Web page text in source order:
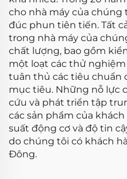
cho nhà máy của chúng
đúc phun tiên tiến. Tất
trong nhà máy của
chất lượng, bao gồm
một loạt các thử
tuân thủ các tiêu chuẩn
mục tiêu. Những nỗ lực
cứu và phát triển tập
các sản phẩm của
suất động cơ và độ tin
do chúng tôi có khách
Đông.